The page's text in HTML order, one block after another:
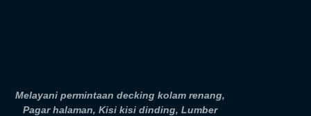
Melayani permintaan decking kolam renang,
Pagar halaman, Kisi kisi dinding, Lumber